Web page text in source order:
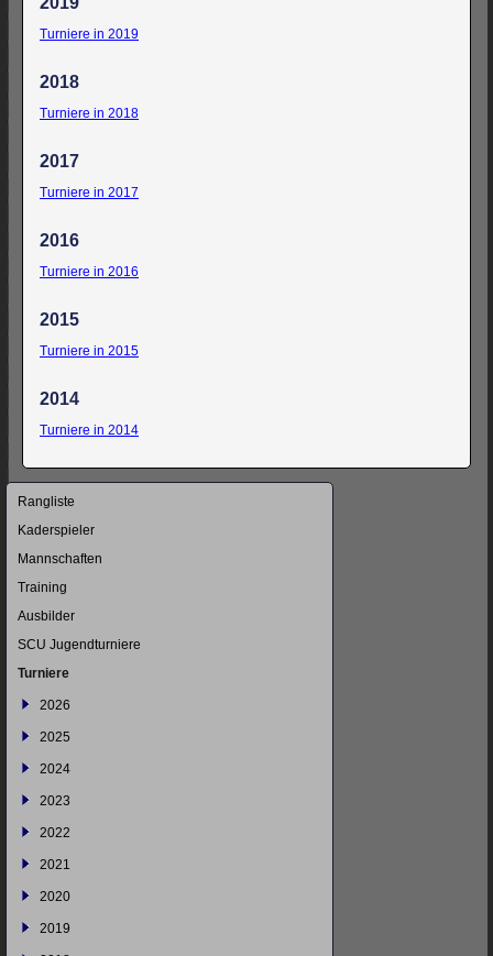
Turniere in 2019
2018
Turniere in 2018
2017
Turniere in 2017
2016
Turniere in 2016
2015
Turniere in 2015
2014
Turniere in 2014
Navigation
Rangliste
Kaderspieler
Mannschaften
Training
Ausbilder
SCU Jugendturniere
Turniere
2026
2025
2024
2023
2022
2021
2020
2019